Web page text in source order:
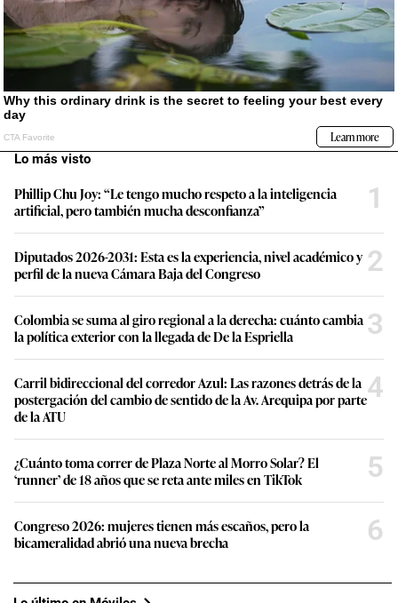
Lo más visto
Phillip Chu Joy: “Le tengo mucho respeto a la inteligencia
artificial, pero también mucha desconfianza”
1
Diputados 2026-2031: Esta es la experiencia, nivel académico y
perfil de la nueva Cámara Baja del Congreso
2
Colombia se suma al giro regional a la derecha: cuánto cambia
la política exterior con la llegada de De la Espriella
3
Carril bidireccional del corredor Azul: Las razones detrás de la
postergación del cambio de sentido de la Av. Arequipa por parte
de la ATU
4
¿Cuánto toma correr de Plaza Norte al Morro Solar? El
‘runner’ de 18 años que se reta ante miles en TikTok
5
Congreso 2026: mujeres tienen más escaños, pero la
bicameralidad abrió una nueva brecha
6